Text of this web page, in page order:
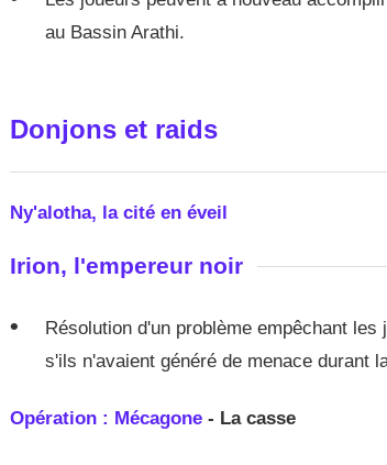
au Bassin Arathi.
Donjons et raids
Ny'alotha, la cité en éveil
Irion, l'empereur noir
Résolution d'un problème empêchant
s'ils n'avaient généré de menace durant
Opération : Mécagone - La casse